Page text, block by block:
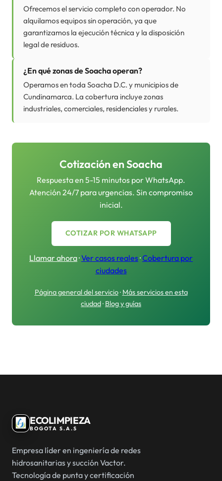
Ofrecemos el servicio completo con operador. No
alquilamos equipos sin operación, ya que
garantizamos la ejecución técnica y la disposición
legal de residuos.
¿En qué zonas de Soacha operan?
Operamos en toda Soacha D.C. y municipios de
Cundinamarca. La cobertura incluye zonas
industriales, comerciales, residenciales y rurales.
Cotización enSoacha
Respuesta en 5-15 minutos por WhatsApp.
Atención 24/7 para urgencias. Sin compromiso
inicial.
COTIZAR POR WHATSAPP
Llamar ahora·Ver casos reales·Cobertura por
ciudades
Página general del servicio· Más servicios en esta
ciudad· Blog y guías
ECOLIMPIEZA
BOGOTA S.A.S
Empresa líder en ingeniería de redes
hidrosanitarias y succión Vactor.
Tecnología de punta y certificación